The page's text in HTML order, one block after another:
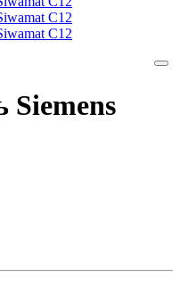
Siemens